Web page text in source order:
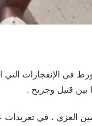
في الإنفجارات
قتيل وجريح .
العزي ، في تغريدات